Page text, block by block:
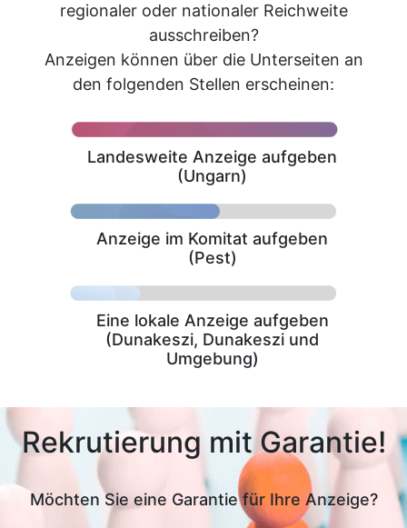
regionaler oder nationaler Reichweite
ausschreiben?
Anzeigen können über die Unterseiten an
den folgenden Stellen erscheinen:
Landesweite Anzeige aufgeben
(Ungarn)
Anzeige im Komitat aufgeben
(Pest)
Eine lokale Anzeige aufgeben
(Dunakeszi, Dunakeszi und
Umgebung)
Rekrutierung mit Garantie!
Möchten Sie eine Garantie für Ihre Anzeige?